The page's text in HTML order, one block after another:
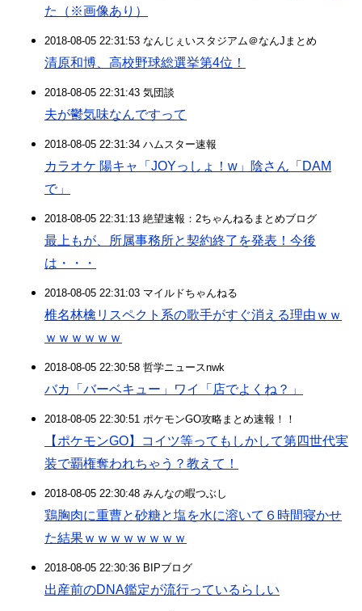
た（※画像あり）
2018-08-05 22:31:53 なんじぇいスタジアム＠なんJまとめ
清原和博、高校野球総選挙第4位！
2018-08-05 22:31:43 気団談
夫が鬱気味なんですって
2018-08-05 22:31:34 ハムスター速報
カラオケ 陽キャ「JOYっしょ！w」陰さん「DAM
で」
2018-08-05 22:31:13 絶望速報：2ちゃんねるまとめブログ
最上もが、所属事務所と契約終了を発表！今後
は・・・
2018-08-05 22:31:03 マイルドちゃんねる
椎名林檎リスペクト系の歌手がすぐ消える理由ｗｗ
ｗｗｗｗｗｗ
2018-08-05 22:30:58 哲学ニュースnwk
バカ「バーベキュー」ワイ「店でよくね？」
2018-08-05 22:30:51 ポケモンGO攻略まとめ速報！！
【ポケモンGO】コイツ等ってもしかして第四世代実
装で覇権奪われちゃう？教えて！
2018-08-05 22:30:48 みんなの暇つぶし
鶏胸肉に重曹と砂糖と塩を水に溶いて６時間寝かせ
た結果ｗｗｗｗｗｗｗｗ
2018-08-05 22:30:36 BIPブログ
出産前のDNA鑑定が流行っているらしい